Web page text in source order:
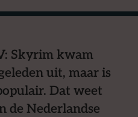
Skyrim kwam
uit, maar is
Dat weet
de Nederlandse